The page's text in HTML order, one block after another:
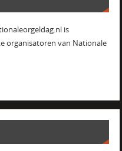
is
organisatoren van Nationale